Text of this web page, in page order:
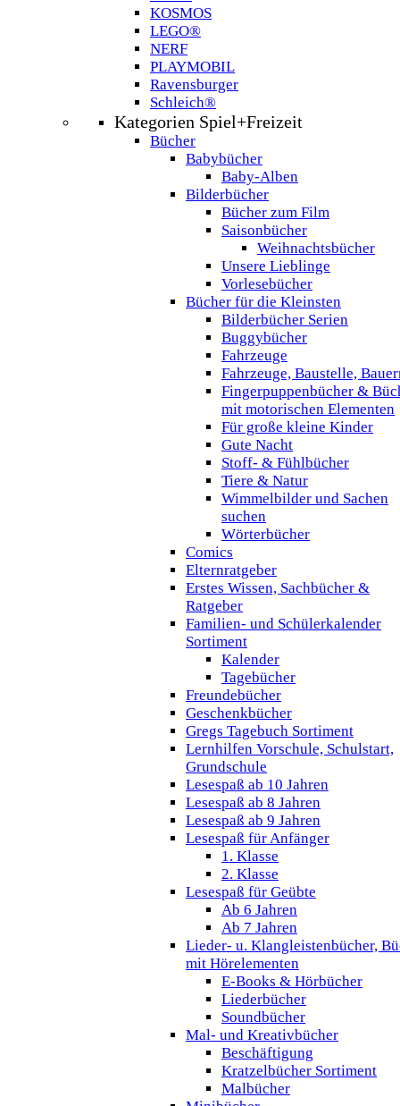
KOSMOS
LEGO®
NERF
PLAYMOBIL
Ravensburger
Schleich®
Kategorien Spiel+Freizeit
Bücher
Babybücher
Baby-Alben
Bilderbücher
Bücher zum Film
Saisonbücher
Weihnachtsbücher
Unsere Lieblinge
Vorlesebücher
Bücher für die Kleinsten
Bilderbücher Serien
Buggybücher
Fahrzeuge
Fahrzeuge, Baustelle,
Fingerpuppenbücher &
mit motorischen Elementen
Für große kleine Kinder
Gute Nacht
Stoff- & Fühlbücher
Tiere & Natur
Wimmelbilder und Sachen
suchen
Wörterbücher
Comics
Elternratgeber
Erstes Wissen, Sachbücher &
Ratgeber
Familien- und Schülerkalender
Sortiment
Kalender
Tagebücher
Freundebücher
Geschenkbücher
Gregs Tagebuch Sortiment
Lernhilfen Vorschule, Schulstart,
Grundschule
Lesespaß ab 10 Jahren
Lesespaß ab 8 Jahren
Lesespaß ab 9 Jahren
Lesespaß für Anfänger
1. Klasse
2. Klasse
Lesespaß für Geübte
Ab 6 Jahren
Ab 7 Jahren
Lieder- u. Klangleistenbücher,
mit Hörelementen
E-Books & Hörbücher
Liederbücher
Soundbücher
Mal- und Kreativbücher
Beschäftigung
Kratzelbücher Sortiment
Malbücher